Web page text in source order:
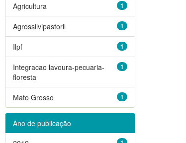
1
Agricultura
1
Agrossilvipastoril
1
Ilpf
1
Integracao lavoura-pecuaria-
floresta
1
Mato Grosso
Ano de publicação